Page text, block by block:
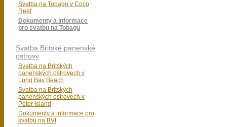
Svatba na Tobagu v Coco
Reef
Dokumenty a informace
pro svatbu na Tobagu
Svatba Britské panenské
ostrovy
Svatba na Britských
panenských ostrovech v
Long Bay Beach
Svatba na Britských
panenských ostrovech v
Peter Island
Dokumenty a informace pro
svatbu na BVI